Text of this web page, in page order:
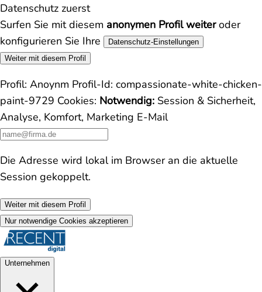
Datenschutz zuerst
Surfen Sie mit diesem anonymen Profil weiteroder
konfigurieren Sie Ihre
Datenschutz-Einstellungen
Weiter mit diesem Profil
Profil: Anoynm Profil-Id: compassionate-white-chicken-
paint-9729 Cookies: Notwendig: Session & Sicherheit,
Analyse, Komfort, Marketing E-Mail
Die Adresse wird lokal im Browser an die aktuelle
Session gekoppelt.
Weiter mit diesem Profil
Nur notwendige Cookies akzeptieren
Unternehmen